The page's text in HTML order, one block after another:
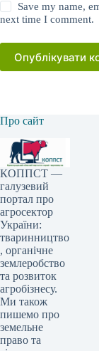
Save my name,
next time I comment.
Опублікувати
Про сайт
КОППСТ —
галузевий
портал про
агросектор
України:
тваринництво
, органічне
землеробство
та розвиток
агробізнесу.
Ми також
пишемо про
земельне
право та